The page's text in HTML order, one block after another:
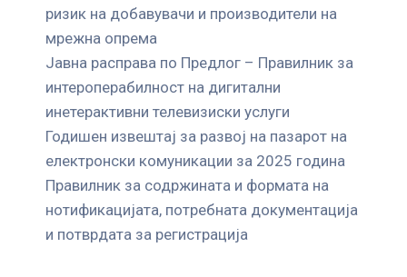
ризик на добавувачи и производители на
мрежна опрема
Јавна расправа по Предлог – Правилник за
интероперабилност на дигитални
инетерактивни телевизиски услуги
Годишен извештај за развој на пазарот на
електронски комуникации за 2025 година
Правилник за содржината и формата на
нотификацијата, потребната документација
и потврдата за регистрација